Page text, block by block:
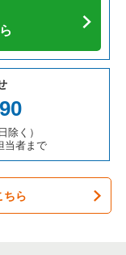
く）
当者まで
ちら